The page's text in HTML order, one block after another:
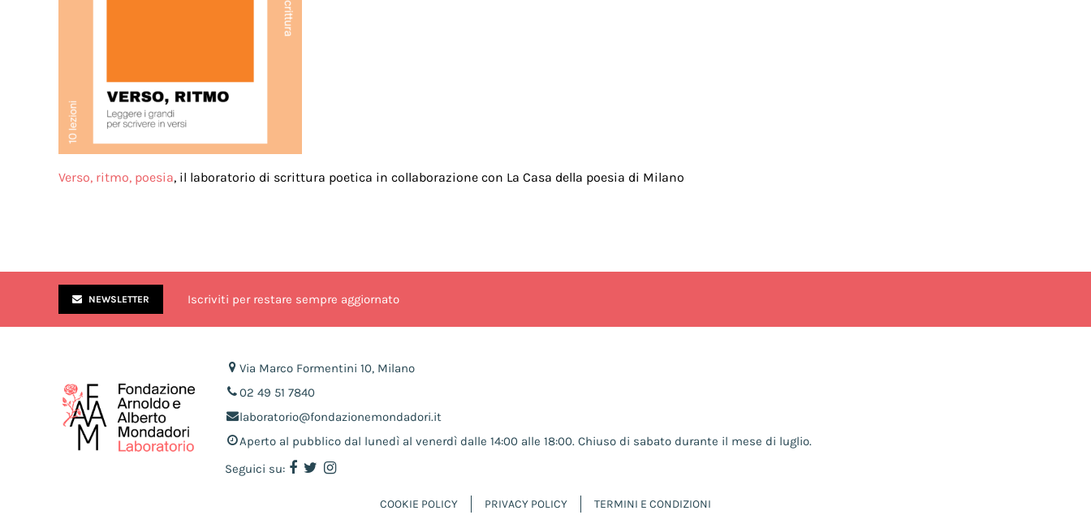
Verso, ritmo, poesia, il laboratorio di scrittura poetica in collaborazione con La Casa della poesia di Milano
NEWSLETTER Iscriviti per restare sempre aggiornato
Via Marco Formentini 10, Milano
02 49 51 7840
laboratorio@fondazionemondadori.it
Aperto al pubblico dal lunedì al venerdì dalle 14:00 alle 18:00. Chiuso di sabato durante il mese di luglio.
Seguici su:
COOKIE POLICY PRIVACY POLICY TERMINI E CONDIZIONI